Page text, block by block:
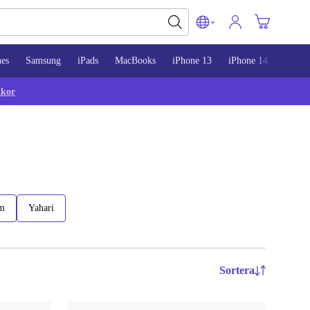
Samsung iPads MacBooks iPhone 13 iPhone 14
Yahari
Sortera